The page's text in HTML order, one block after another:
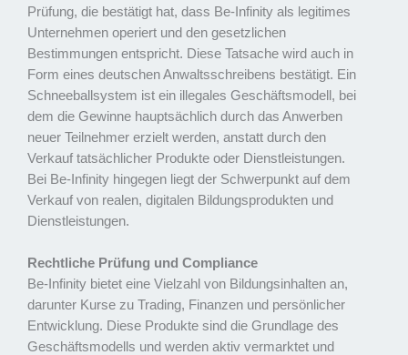
Prüfung, die bestätigt hat, dass Be-Infinity als legitimes
Unternehmen operiert und den gesetzlichen
Bestimmungen entspricht. Diese Tatsache wird auch in
Form eines deutschen Anwaltsschreibens bestätigt. Ein
Schneeballsystem ist ein illegales Geschäftsmodell, bei
dem die Gewinne hauptsächlich durch das Anwerben
neuer Teilnehmer erzielt werden, anstatt durch den
Verkauf tatsächlicher Produkte oder Dienstleistungen.
Bei Be-Infinity hingegen liegt der Schwerpunkt auf dem
Verkauf von realen, digitalen Bildungsprodukten und
Dienstleistungen.
Rechtliche Prüfung und Compliance
Be-Infinity bietet eine Vielzahl von Bildungsinhalten an,
darunter Kurse zu Trading, Finanzen und persönlicher
Entwicklung. Diese Produkte sind die Grundlage des
Geschäftsmodells und werden aktiv vermarktet und